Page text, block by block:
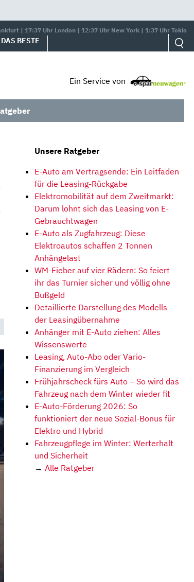
| 17:37 Uhr London | 12:37 Uhr New York | 1:37 Uhr Tokio
DAS BESTE
Ein Service von
Unsere Ratgeber
E-Auto am Vertragsende: Ein Leitfaden
für die Leasing-Rückgabe
Elektromobilität auf dem Zweitmarkt:
Darum lohnt sich das Leasing von E-
Gebrauchtwagen
E-Auto als Zugfahrzeug: Diese
Elektroautos schaffen 2 Tonnen
Anhängelast
WM-Fieber auf vier Rädern: So feiert
ihr das Turnier sicher und völlig ohne
Bußgeld
Detaillierte Darstellung des Modells
der Leasingübernahme
Anhänger mit E-Auto ziehen: Alles
Wissenswerte
Leasing, Auto-Abo oder Vario-
Finanzierung im Vergleich
Frühjahrscheck fürs Auto – So wird das
Fahrzeug nach dem Winter wieder fit
E-Auto-Förderung 2026: So
funktioniert der neue Sozial-Bonus für
Elektro und Hybrid
Fahrzeugpflege im Winter: Werterhalt
und Sicherheit
→ Alle Ratgeber